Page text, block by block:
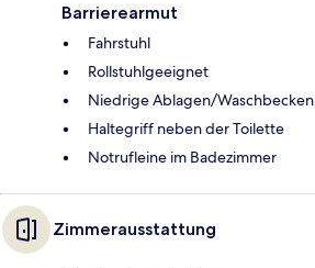
Barrierearmut
Fahrstuhl
Rollstuhlgeeignet
Niedrige Ablagen/Waschbecken
Haltegriff neben der Toilette
Notrufleine im Badezimmer
Zimmerausstattung